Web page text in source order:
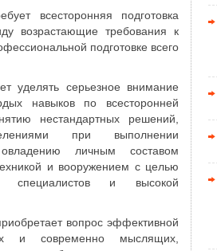
всесторонняя подготовка
возрастающие требования к
подготовке всего
уделять серьезное внимание
навыков по всесторонней
нестандартных решений,
при выполнении
личным составом
и вооружением с целью
специалистов и высокой
вопрос эффективной
и современно мыслящих,